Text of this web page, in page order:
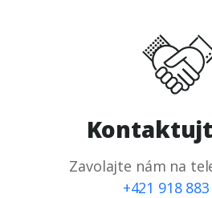
Zavolajte nám na
+421 918